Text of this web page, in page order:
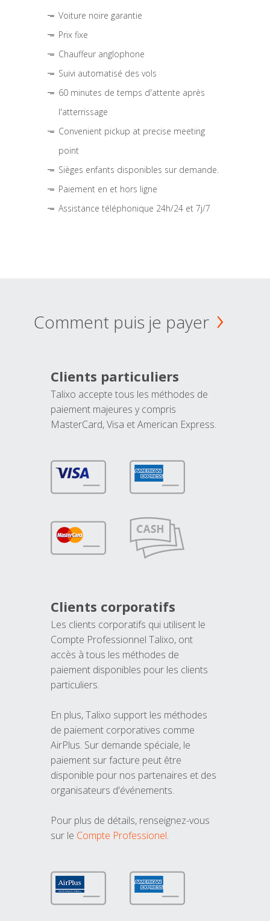
Voiture noire garantie
Prix fixe
Chauffeur anglophone
Suivi automatisé des vols
60 minutes de temps d'attente après
l'atterrissage
Convenient pickup at precise meeting
point
Sièges enfants disponibles sur demande.
Paiement en et hors ligne
Assistance téléphonique 24h/24 et 7j/7
Comment puis je payer
Clients particuliers
Talixo accepte tous les méthodes de
paiement majeures y compris
MasterCard, Visa et American Express.
Clients corporatifs
Les clients corporatifs qui utilisent le
Compte Professionnel Talixo, ont
accès à tous les méthodes de
paiement disponibles pour les clients
particuliers.
En plus, Talixo support les méthodes
de paiement corporatives comme
AirPlus. Sur demande spéciale, le
paiement sur facture peut être
disponible pour nos partenaires et des
organisateurs d'événements.
Pour plus de détails, renseignez-vous
sur le Compte Professionel.